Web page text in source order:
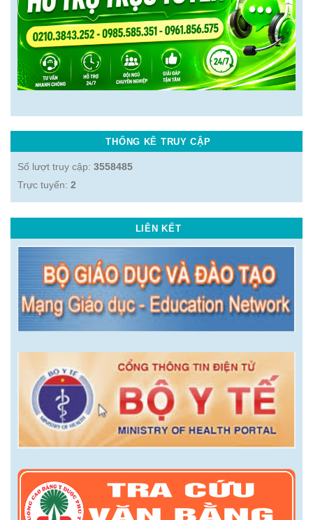
THỐNG KÊ TRUY CẬP
Số lượt truy cập: 3558485
Trực tuyến: 2
LIÊN KẾT